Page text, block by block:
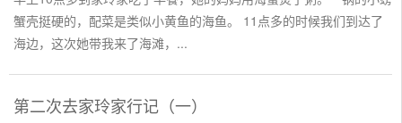
蟹壳挺硬的，配菜是类似小黄鱼的海鱼。 11点多的时候我们到达了
海边，这次她带我来了海滩，...
第二次去家玲家行记（一）